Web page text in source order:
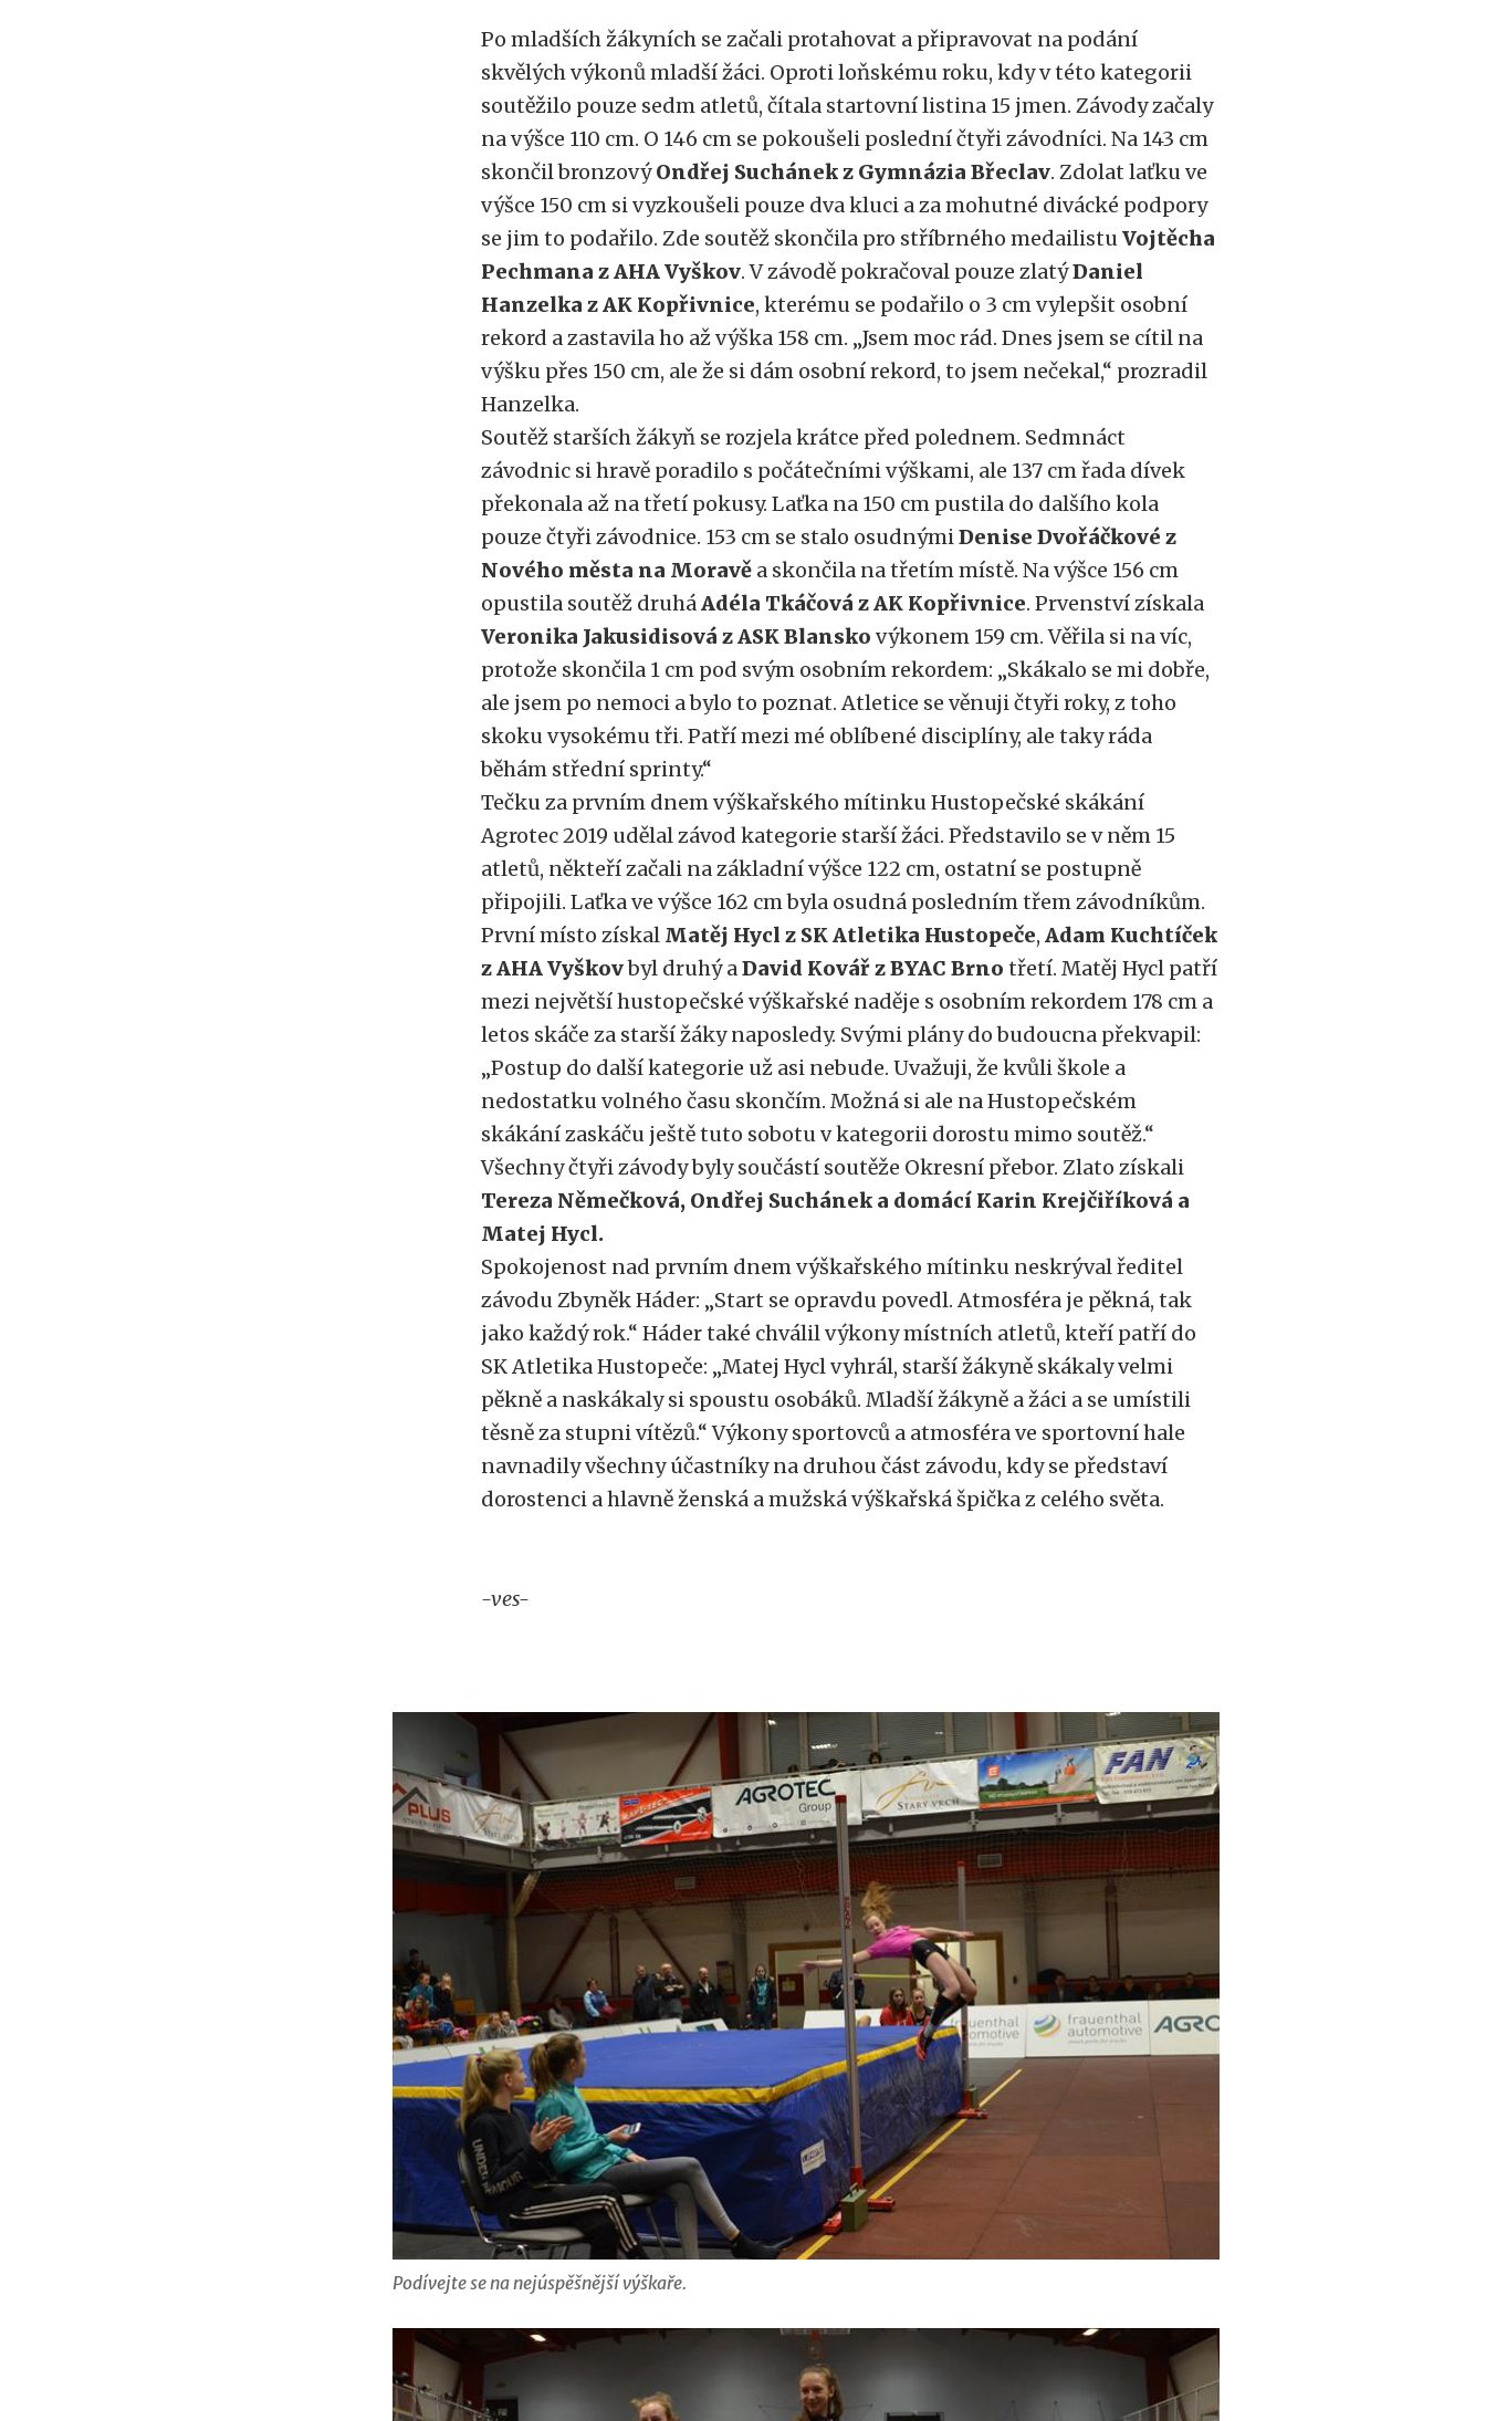
Po mladších žákyních se začali protahovat a připravovat na podání
skvělých výkonů mladší žáci. Oproti loňskému roku, kdy v této kategorii
soutěžilo pouze sedm atletů, čítala startovní listina 15 jmen. Závody začaly
na výšce 110 cm. O 146 cm se pokoušeli poslední čtyři závodníci. Na 143 cm
skončil bronzovýOndřej Suchánek z Gymnázia Břeclav. Zdolat laťku ve
výšce 150 cm si vyzkoušeli pouze dva kluci a za mohutné divácké podpory
se jim to podařilo. Zde soutěž skončila pro stříbrného medailistuVojtěcha
Pechmana z AHA Vyškov. V závodě pokračoval pouze zlatýDaniel
Hanzelka z AK Kopřivnice, kterému se podařilo o 3 cm vylepšit osobní
rekord a zastavila ho až výška 158 cm. „Jsem moc rád. Dnes jsem se cítil na
výšku přes 150 cm, ale že si dám osobní rekord, to jsem nečekal,“ prozradil
Hanzelka.
Soutěž starších žákyň se rozjela krátce před polednem. Sedmnáct
závodnic si hravě poradilo s počátečními výškami, ale 137 cm řada dívek
překonala až na třetí pokusy. Laťka na 150 cm pustila do dalšího kola
pouze čtyři závodnice. 153 cm se stalo osudnýmiDenise Dvořáčkové z
Nového města na Moravě a skončila na třetím místě. Na výšce 156 cm
opustila soutěž druháAdéla Tkáčová z AK Kopřivnice. Prvenství získala
Veronika Jakusidisová z ASK Blansko výkonem 159 cm. Věřila si na víc,
protože skončila 1 cm pod svým osobním rekordem: „Skákalo se mi dobře,
ale jsem po nemoci a bylo to poznat. Atletice se věnuji čtyři roky, z toho
skoku vysokému tři. Patří mezi mé oblíbené disciplíny, ale taky ráda
běhám střední sprinty.“
Tečku za prvním dnem výškařského mítinku Hustopečské skákání
Agrotec 2019 udělal závod kategorie starší žáci. Představilo se v něm 15
atletů, někteří začali na základní výšce 122 cm, ostatní se postupně
připojili. Laťka ve výšce 162 cm byla osudná posledním třem závodníkům.
První místo získal Matěj Hycl z SK Atletika Hustopeče,Adam Kuchtíček
z AHA Vyškovbyl druhý aDavid Kovář z BYAC Brnotřetí. Matěj Hycl patří
mezi největší hustopečské výškařské naděje s osobním rekordem 178 cm a
letos skáče za starší žáky naposledy. Svými plány do budoucna překvapil:
„Postup do další kategorie už asi nebude. Uvažuji, že kvůli škole a
nedostatku volného času skončím. Možná si ale na Hustopečském
skákání zaskáču ještě tuto sobotu v kategorii dorostu mimo soutěž.“
Všechny čtyři závody byly součástí soutěže Okresní přebor. Zlato získali
Tereza Němečková, Ondřej Suchánek a domácí Karin Krejčiříková a
Matej Hycl.
Spokojenost nad prvním dnem výškařského mítinku neskrýval ředitel
závodu Zbyněk Háder: „Start se opravdu povedl. Atmosféra je pěkná, tak
jako každý rok.“ Háder také chválil výkony místních atletů, kteří patří do
SK Atletika Hustopeče: „Matej Hycl vyhrál, starší žákyně skákaly velmi
pěkně a naskákaly si spoustu osobáků. Mladší žákyně a žáci a se umístili
těsně za stupni vítězů.“ Výkony sportovců a atmosféra ve sportovní hale
navnadily všechny účastníky na druhou část závodu, kdy se představí
dorostenci a hlavně ženská a mužská výškařská špička z celého světa.
-ves-
Podívejte se na nejúspěšnější výškaře.